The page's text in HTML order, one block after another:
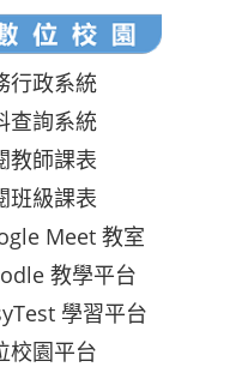
行政系統
查詢系統
教師課表
班級課表
Meet 教室
教學平台
學習平台
校園平台